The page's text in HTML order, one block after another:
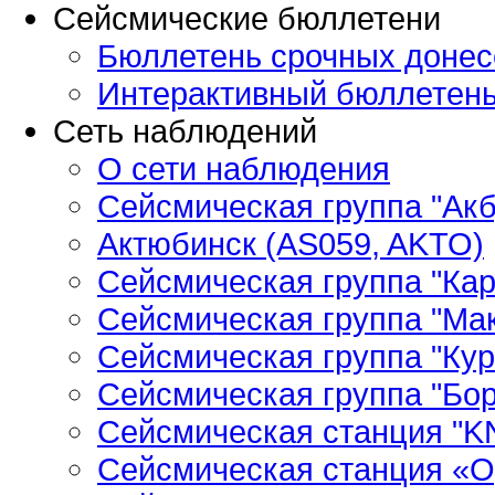
Сейсмические бюллетени
Бюллетень срочных
Интерактивный
Сеть наблюдений
О сети наблюдения
Сейсмическая группа
Актюбинск (AS059, AKTO)
Сейсмическая группа
Сейсмическая группа
Сейсмическая группа
Сейсмическая группа
Сейсмическая станция
Сейсмическая станция